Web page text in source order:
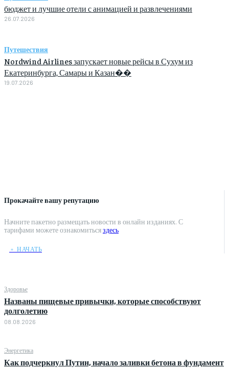
Прокачайте вашу репутацию
Начните пакетно размещать новости в онлайн изданиях. С
тарифами можете ознакомитьсяздесь
﹢ НАЧАТЬ
Здоровье
Названы пищевые привычки, которые способствуют
долголетию
08.08.2026
Энергетика
Как подчеркнул Путин, начало заливки бетона в фундамент
бюджет и лучшие отели с анимацией и развлечениями
26.07.2026
Путешествия
Nordwind Airlines запускает новые рейсы в Сухум из
Екатеринбурга, Самары и Казан��
19.07.2026